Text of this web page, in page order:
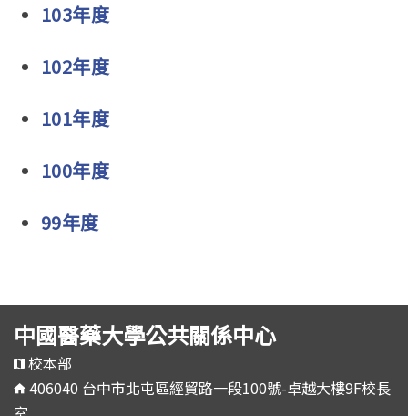
103年度
102年度
101年度
100年度
99年度
中國醫藥大學公共關係中心
校本部
406040 台中市北屯區經貿路一段100號-卓越大樓9F校長